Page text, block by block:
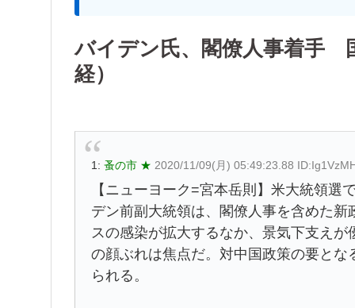
バイデン氏、閣僚人事着手
経）
1: 蚤の市 ★ 2020/11/09(月) 05:49:23.88
【ニューヨーク=宮本岳則】米大統領選
デン前副大統領は、閣僚人事を含めた
スの感染が拡大するなか、景気下支え
の顔ぶれは焦点だ。対中国政策の要と
られる。